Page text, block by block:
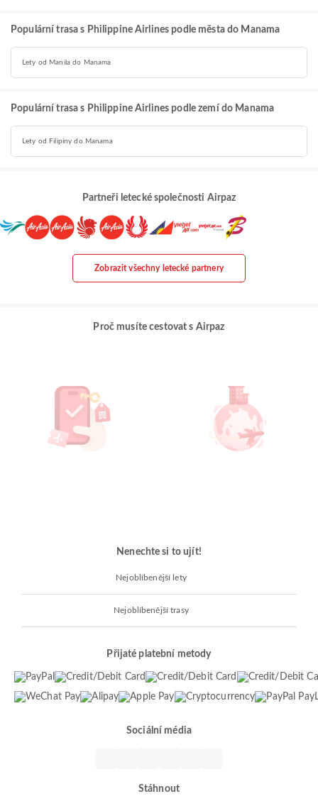
Populární trasa s Philippine Airlines podle města do Manama
Lety od Manila do Manama
Populární trasa s Philippine Airlines podle zemí do Manama
Lety od Filipíny do Manama
Partneři letecké společnosti Airpaz
Zobrazit všechny letecké partnery
Proč musíte cestovat s Airpaz
Nenechte si to ujít!
Nejoblíbenější lety
Nejoblíbenější trasy
Přijaté platební metody
Sociální média
Stáhnout